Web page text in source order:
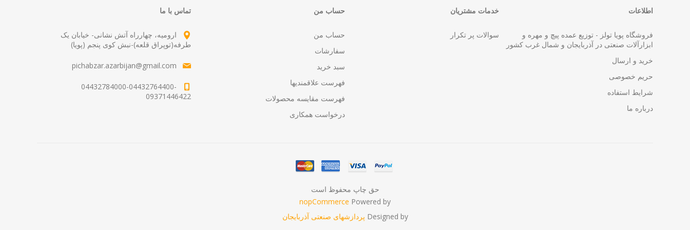
اطلاعات
فروشگاه پویا تولز - توزیع عمده پیچ و مهره و
ابزارآلات صنعتی در آذربایجان و شمال غرب کشور
خرید و ارسال
حریم خصوصی
شرایط استفاده
درباره ما
خدمات مشتریان
سوالات پر تکرار
حساب من
حساب من
سفارشات
سبد خرید
فهرست علاقمندیها
فهرست مقایسه محصولات
درخواست همکاری
تماس با ما
ارومیه، چهارراه آتش نشانی- خیابان یک
طرفه(توپراق قلعه)-نبش کوی پنجم (پویا)
pichabzar.azarbijan@gmail.com
04432784000-04432764400-
09371446422
حق چاپ محفوظ است
Powered by
nopCommerce
Designed by پردازشهای صنعتی آذربایجان